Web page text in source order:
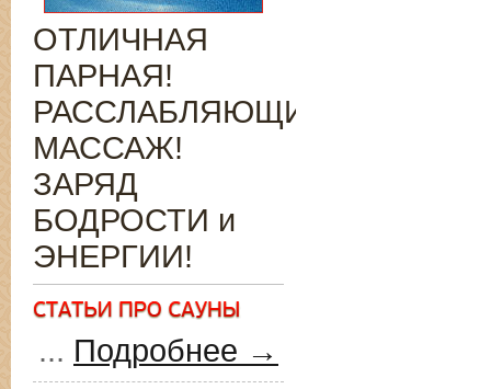
ОТЛИЧНАЯ
ПАРНАЯ!
РАССЛАБЛЯЮЩИЙ
МАССАЖ!
ЗАРЯД
БОДРОСТИ и
ЭНЕРГИИ!
... Подробнее →